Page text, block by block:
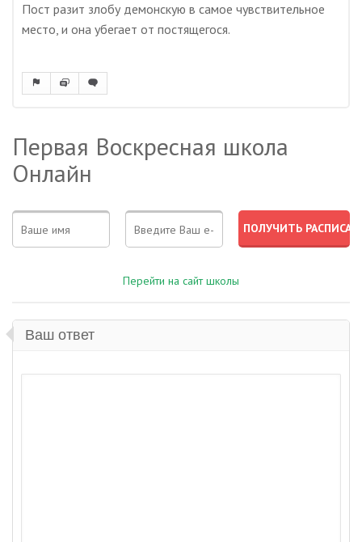
Пост разит злобу демонскую в самое чувствительное
место, и она убегает от постящегося.
Первая Воскресная школа
Онлайн
Перейти на сайт школы
Ваш ответ